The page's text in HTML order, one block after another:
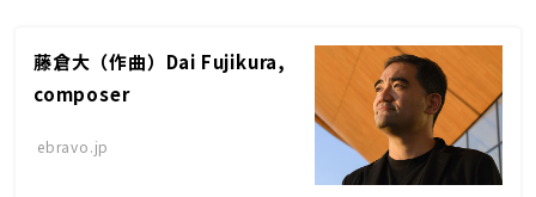
藤倉大（作曲）Dai Fujikura,
composer
ebravo.jp